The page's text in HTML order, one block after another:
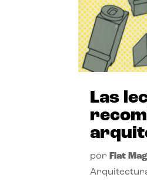
Las
por Flat